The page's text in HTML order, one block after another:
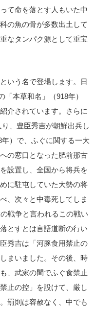
て命を落とす人もいた中
の魚の骨が多数出土して
なタンパク源として重宝
いう名で登場します。日
本草和名」（918年）
介されています。さらに
、豊臣秀吉が朝鮮出兵し
）で、ふぐに関する一大
の窓口となった肥前那古
設置し、全国から将兵を
に駐屯していた大勢の将
、次々と中毒死してしま
戦争と言われるこの戦い
とすとは言語道断の行い
秀吉は「河豚食用禁止の
まいました。その後、時
、武家の間でふぐ食禁止
止の控」を設けて、厳し
罰則は容赦なく、中でも